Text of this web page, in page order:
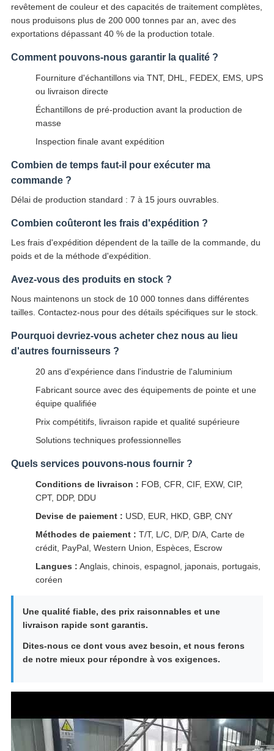
revêtement de couleur et des capacités de traitement complètes,
nous produisons plus de 200 000 tonnes par an, avec des
exportations dépassant 40 % de la production totale.
Comment pouvons-nous garantir la qualité ?
Fourniture d'échantillons via TNT, DHL, FEDEX, EMS, UPS
ou livraison directe
Échantillons de pré-production avant la production de
masse
Inspection finale avant expédition
Combien de temps faut-il pour exécuter ma
commande ?
Délai de production standard : 7 à 15 jours ouvrables.
Combien coûteront les frais d'expédition ?
Les frais d'expédition dépendent de la taille de la commande, du
poids et de la méthode d'expédition.
Avez-vous des produits en stock ?
Nous maintenons un stock de 10 000 tonnes dans différentes
tailles. Contactez-nous pour des détails spécifiques sur le stock.
Pourquoi devriez-vous acheter chez nous au lieu
d'autres fournisseurs ?
20 ans d'expérience dans l'industrie de l'aluminium
Fabricant source avec des équipements de pointe et une
équipe qualifiée
Prix compétitifs, livraison rapide et qualité supérieure
Solutions techniques professionnelles
Quels services pouvons-nous fournir ?
Conditions de livraison : FOB, CFR, CIF, EXW, CIP,
CPT, DDP, DDU
Devise de paiement : USD, EUR, HKD, GBP, CNY
Méthodes de paiement : T/T, L/C, D/P, D/A, Carte de
crédit, PayPal, Western Union, Espèces, Escrow
Langues : Anglais, chinois, espagnol, japonais, portugais,
coréen
Une qualité fiable, des prix raisonnables et une
livraison rapide sont garantis.
Dites-nous ce dont vous avez besoin, et nous ferons
de notre mieux pour répondre à vos exigences.